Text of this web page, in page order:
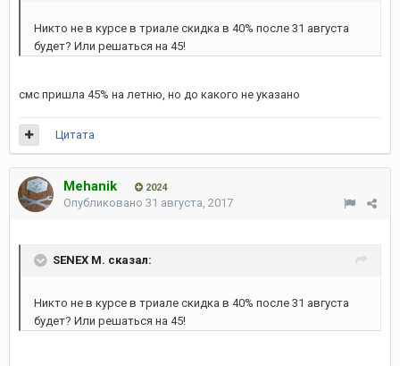
Никто не в курсе в триале скидка в 40% после 31 августа
будет? Или решаться на 45!
смс пришла 45% на летню, но до какого не указано
Цитата
Mehanik 2024
Опубликовано 31 августа, 2017
SENEX M. сказал:
Никто не в курсе в триале скидка в 40% после 31 августа
будет? Или решаться на 45!